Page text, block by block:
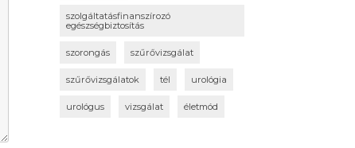
szolgáltatásfinanszírozó
egészségbiztosítás
szorongás szűrővizsgálat
szűrővizsgálatok tél urológia
urológus vizsgálat életmód